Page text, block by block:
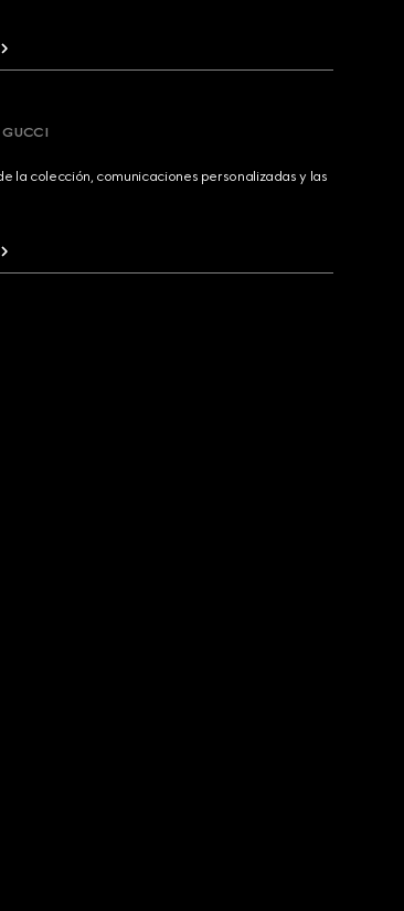
GUCCI
la colección, comunicaciones personalizadas y las